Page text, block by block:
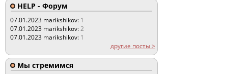
HELP - Форум
07.01.2023 marikshikov: 1
07.01.2023 marikshikov:2
07.01.2023 marikshikov: 1
другие посты >
Мы стремимся